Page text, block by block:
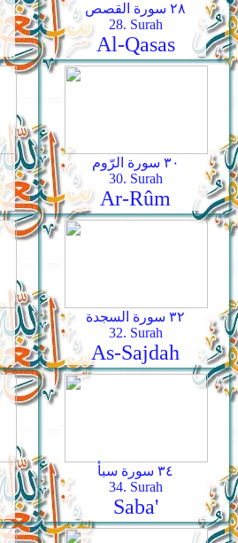
٢٨ سورة القصص
28. Surah
Al-Qasas
٣٠ سورة الرّوم
30. Surah
Ar-­Rûm
٣٢ سورة السجدة
32. Surah
As-­Sajdah
٣٤ سورة سبأ
34. Surah
Saba'